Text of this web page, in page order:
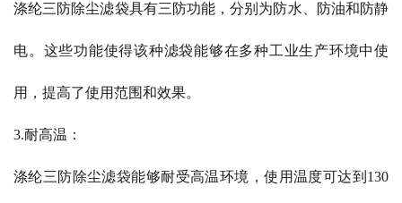
涤纶三防除尘滤袋具有三防功能，分别为防水、防油和防静
电。这些功能使得该种滤袋能够在多种工业生产环境中使
用，提高了使用范围和效果。
3.耐高温：
涤纶三防除尘滤袋能够耐受高温环境，使用温度可达到130